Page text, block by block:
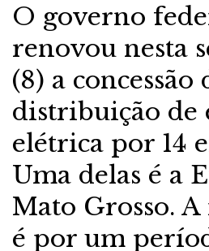
O governo
renovou nesta
(8) a concessão
distribuição de
elétrica por 14
Uma delas é a
Mato Grosso.
é por um